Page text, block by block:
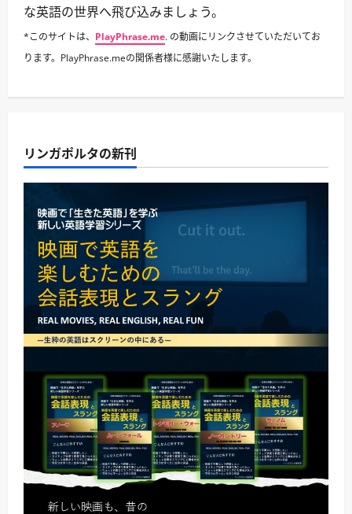
な英語の世界へ飛び込みましょう。
*このサイトは、 PlayPhrase.me. の動画にリンクさせていただいてお
ります。PlayPhrase.meの関係者様に感謝いたします。
リンガポルタの新刊